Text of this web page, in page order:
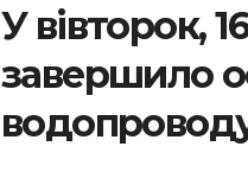
У вівторок,
завершило